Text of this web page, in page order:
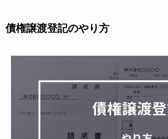
債権譲渡登記のやり方